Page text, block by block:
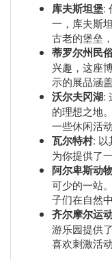
库夫斯坦堡:
一，库夫斯
古老的堡垒
蒂罗尔州民
兴趣，这座
示的展品涵
沃尔夫冈湖:
的理想之地
一些休闲活动
瓦尔特村: 以
为你提供了
阿尔卑斯动
可少的一站
子们在自然
齐尔摩尔运
游乐园提供
喜欢刺激活动